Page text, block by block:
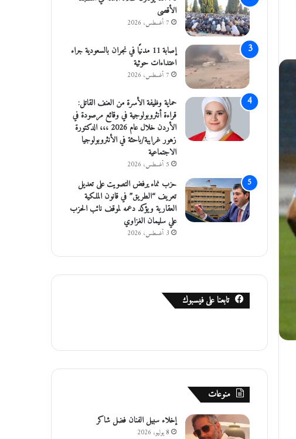
الأقصى
7 أغسطس، 2026
إصابة 11 مدنيًا في نجران بالسعودية جراء
اعتداءات حوثية
7 أغسطس، 2026
حماية وظيفة الأسرة من العنف القاتل:
قراءة أنثروبولوجية في وقائع مرصودة في
الأردن خلال عام 2026 ،،، الدكتورة
زهور غرايبة/باحثة في الأنثروبولوجيا
الاجتماعية
5 أغسطس، 2026
حزب نماء يرفض التصويت على تعديل
تعريف “الطريق” في قانون الملكية
العقارية ويؤكد دعمه لموقف نائب الحزب
علي سليمان الغزاوي
3 أغسطس، 2026
تابعنا على فيسبوك
منوعات
إخلاء سبيل الفنان فضل شاكر
8 يوليو، 2026